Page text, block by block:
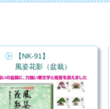
【NK-91】
風姿花影（盆栽）